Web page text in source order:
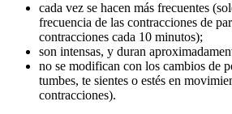
cada vez se hacen más frecuentes
frecuencia de las contracciones de
contracciones cada 10 minutos);
son intensas, y duran
no se modifican con los cambios de
tumbes, te sientes o estés en
contracciones).